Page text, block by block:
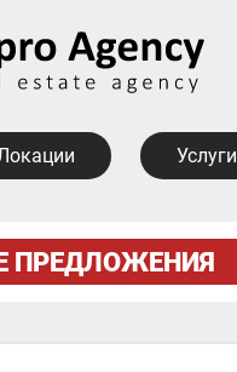
Услуги
ПРЕДЛОЖЕНИЯ